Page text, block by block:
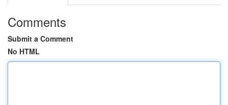
Comments
Submit a Comment
No HTML